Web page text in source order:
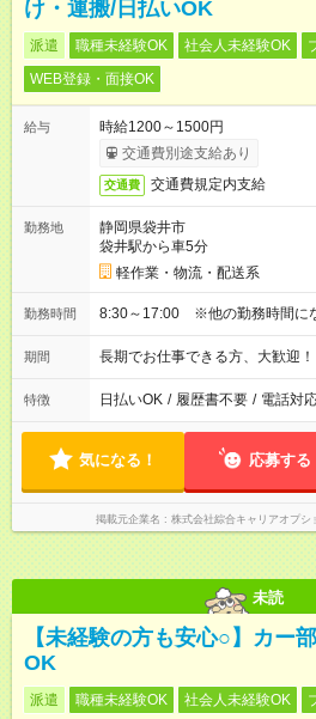
け・運搬/日払いOK
派遣 職種未経験OK 社会人未経験OK
WEB登録・面接OK
給与
時給1200～1500円
交通費別途支給あり
交通費 交通費規定内支給
勤務地
静岡県袋井市
袋井駅から車5分
軽作業・物流・配送系
勤務時間 8:30～17:00 ※他の勤務時間に
期間 長期でお仕事できる方、大歓迎！
特徴 日払いOK / 履歴書不要 / 電話対
気になる！ 応募する
掲載元企業名 株式会社綜合キャリアオプ
未読
【未経験の方も安心○】カー
OK
派遣 職種未経験OK 社会人未経験OK